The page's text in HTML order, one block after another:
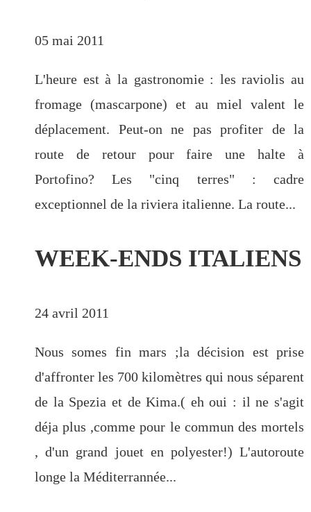
05 mai 2011
L'heure est à la gastronomie : les raviolis au
fromage (mascarpone) et au miel valent le
déplacement. Peut-on ne pas profiter de la
route de retour pour faire une halte à
Portofino? Les "cinq terres" : cadre
exceptionnel de la riviera italienne. La route...
WEEK-ENDS ITALIENS
24 avril 2011
Nous somes fin mars ;la décision est prise
d'affronter les 700 kilomètres qui nous séparent
de la Spezia et de Kima.( eh oui : il ne s'agit
déja plus ,comme pour le commun des mortels
, d'un grand jouet en polyester!) L'autoroute
longe la Méditerrannée...